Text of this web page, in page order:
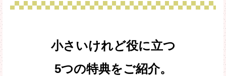
小さいけれど役に立つ
5つの特典をご紹介。